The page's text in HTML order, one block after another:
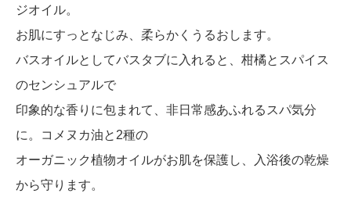
ジオイル。
お肌にすっとなじみ、柔らかくうるおします。
バスオイルとしてバスタブに入れると、柑橘とスパイス
のセンシュアルで
印象的な香りに包まれて、非日常感あふれるスパ気分
に。コメヌカ油と2種の
オーガニック植物オイルがお肌を保護し、入浴後の乾燥
から守ります。